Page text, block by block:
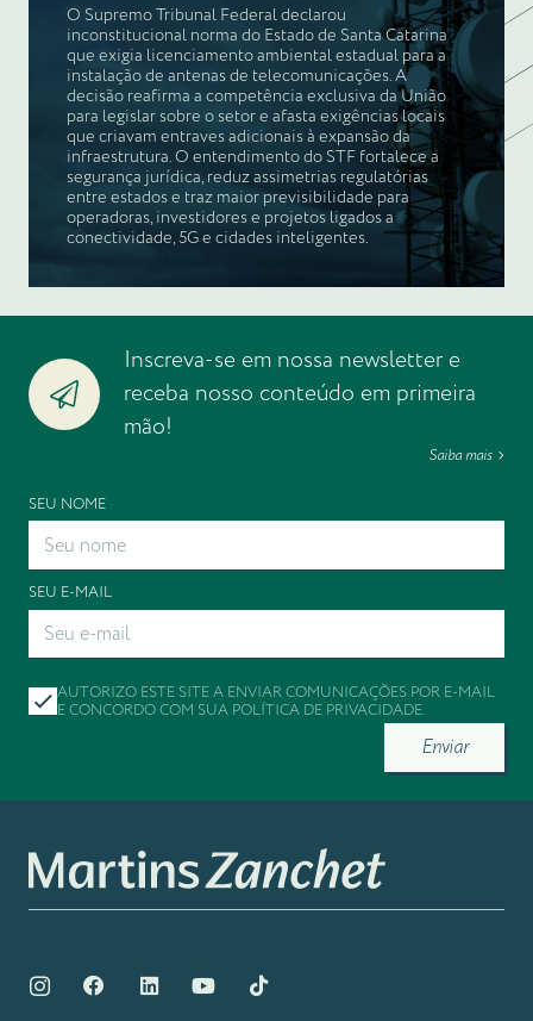
O Supremo Tribunal Federal declarou
inconstitucional norma do Estado de Santa Catarina
que exigia licenciamento ambiental estadual para a
instalação de antenas de telecomunicações. A
decisão reafirma a competência exclusiva da União
para legislar sobre o setor e afasta exigências locais
que criavam entraves adicionais à expansão da
infraestrutura. O entendimento do STF fortalece a
segurança jurídica, reduz assimetrias regulatórias
entre estados e traz maior previsibilidade para
operadoras, investidores e projetos ligados a
conectividade, 5G e cidades inteligentes.
Inscreva-se em nossa newsletter e
receba nosso conteúdo em primeira
mão!
Saiba mais
SEU NOME
SEU E-MAIL
AUTORIZO ESTE SITE A ENVIAR COMUNICAÇÕES POR E-MAIL
E CONCORDO COM SUA POLÍTICA DE PRIVACIDADE.
Enviar